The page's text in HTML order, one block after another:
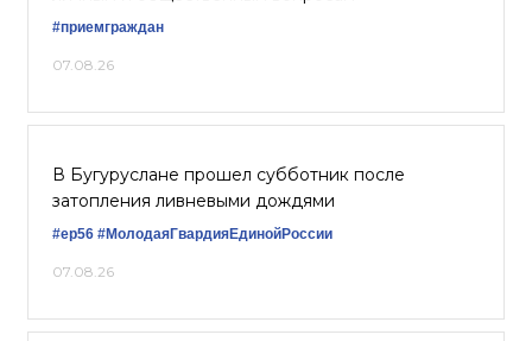
#приемграждан
07.08.26
В Бугуруслане прошел субботник после
затопления ливневыми дождями
#ер56 #МолодаяГвардияЕдинойРоссии
07.08.26